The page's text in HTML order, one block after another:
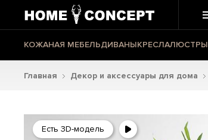
КОЖАНАЯ МЕБЕЛЬДИВАНЫКРЕСЛАЛЮСТРЫ
Главная Декор и аксессуары для дома
Есть 3D-модель